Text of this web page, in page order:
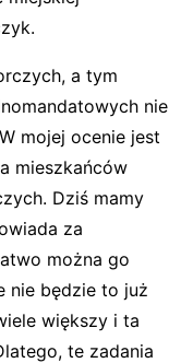
a tym
nie
mojej ocenie jest
mieszkańców
Dziś mamy
za
można go
nie będzie to już
większy i ta
te zadania